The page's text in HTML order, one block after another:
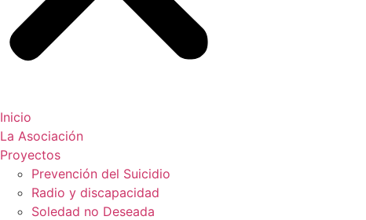
Inicio
La Asociación
Proyectos
Prevención del Suicidio
Radio y discapacidad
Soledad no Deseada